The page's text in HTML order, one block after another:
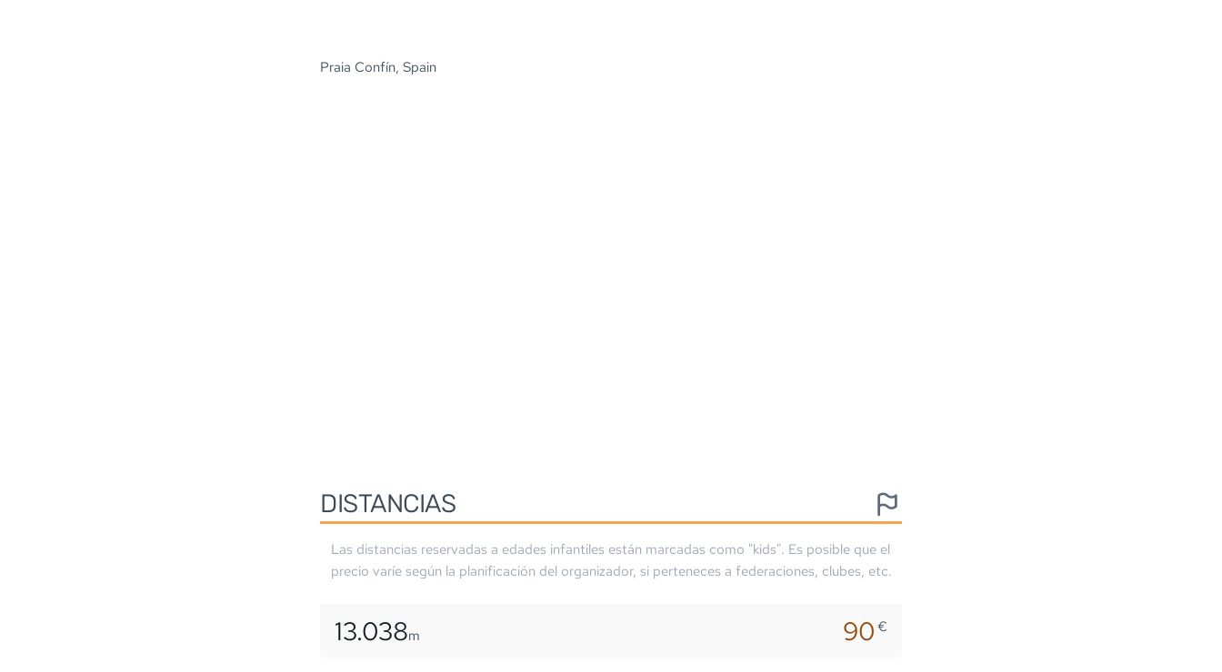
Praia Confín, Spain
DISTANCIAS
Las distancias reservadas a edades infantiles están marcadas como "kids". Es posible que el
precio varíe según la planificación del organizador, si perteneces a federaciones, clubes, etc.
13.038m 90€